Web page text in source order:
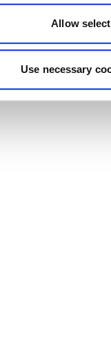
Allow
Use necessary